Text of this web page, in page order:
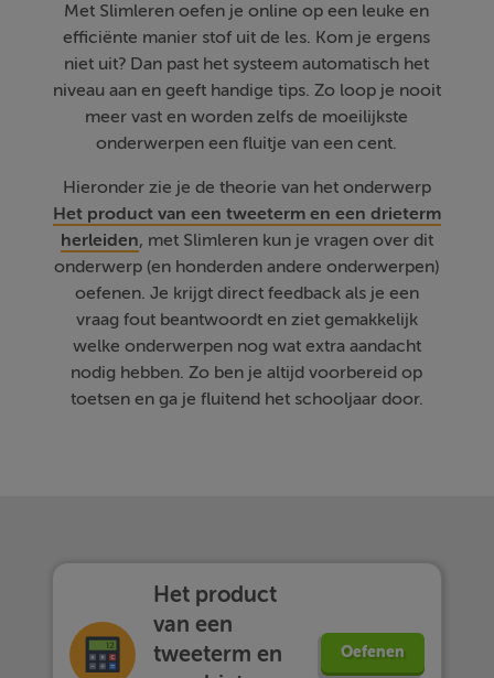
Met Slimleren oefen je online op een leuke en
efficiënte manier stof uit de les. Kom je ergens
niet uit? Dan past het systeem automatisch het
niveau aan en geeft handige tips. Zo loop je nooit
meer vast en worden zelfs de moeilijkste
onderwerpen een fluitje van een cent.
Hieronder zie je de theorie van het onderwerp
Het product van een tweeterm en een drieterm
herleiden, met Slimleren kun je vragen over dit
onderwerp (en honderden andere onderwerpen)
oefenen. Je krijgt direct feedback als je een
vraag fout beantwoordt en ziet gemakkelijk
welke onderwerpen nog wat extra aandacht
nodig hebben. Zo ben je altijd voorbereid op
toetsen en ga je fluitend het schooljaar door.
Het product
van een
tweeterm en
Oefenen